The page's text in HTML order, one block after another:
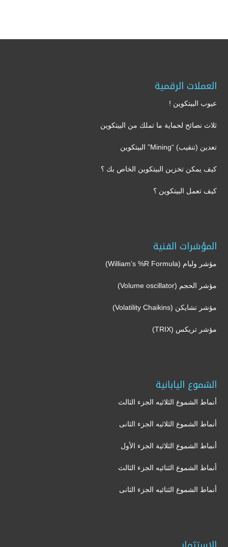
العملات الرقمية
عيوب البيتكوين !
ثلاث نصائح لحماية ما تملك من البيتكوين
تعدين (تنقيب) “Mining” البيتكوين
كيف يمكن تخزين البيتكوين الخاص بك ؟
كيف تعمل البيتكوين ؟
المؤشرات الفنية
مؤشر وليام (William’s %R Formula)
مؤشر الحجم (Volume oscillator)
مؤشر تشايكن (Volatility Chaikins)
مؤشر تريكس (TRIX)
الشموع اليابانية
أنماط الشموع الثلاثيه الجزء الثالث
أنماط الشموع الثلاثيه الجزء الثانى
أنماط الشموع الثلاثية الجزء الأول
أنماط الشموع الثنائيه الجزء الثالث
أنماط الشموع الثنائيه الجزء الثانى